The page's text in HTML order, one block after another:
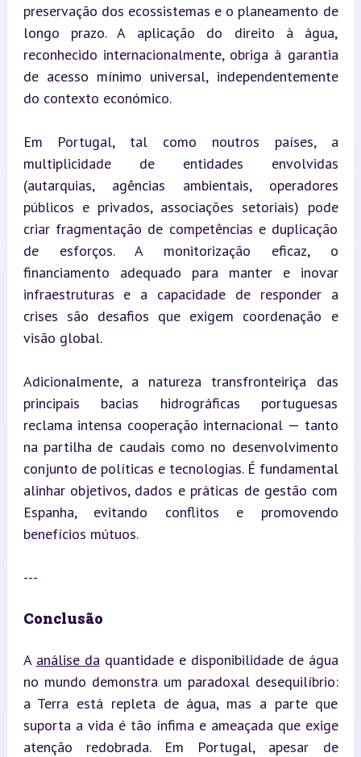
preservação dos ecossistemas e o planeamento de
longo prazo. A aplicação do direito à água,
reconhecido internacionalmente, obriga à garantia
de acesso mínimo universal, independentemente
do contexto económico.
Em Portugal, tal como noutros países, a
multiplicidade de entidades envolvidas
(autarquias, agências ambientais, operadores
públicos e privados, associações setoriais) pode
criar fragmentação de competências e duplicação
de esforços. A monitorização eficaz, o
financiamento adequado para manter e inovar
infraestruturas e a capacidade de responder a
crises são desafios que exigem coordenação e
visão global.
Adicionalmente, a natureza transfronteiriça das
principais bacias hidrográficas portuguesas
reclama intensa cooperação internacional — tanto
na partilha de caudais como no desenvolvimento
conjunto de políticas e tecnologias. É fundamental
alinhar objetivos, dados e práticas de gestão com
Espanha, evitando conflitos e promovendo
benefícios mútuos.
---
Conclusão
A análise da quantidade e disponibilidade de água
no mundo demonstra um paradoxal desequilíbrio:
a Terra está repleta de água, mas a parte que
suporta a vida é tão ínfima e ameaçada que exige
atenção redobrada. Em Portugal, apesar de